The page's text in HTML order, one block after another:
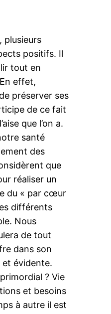
plusieurs
positifs. Il
tout en
effet,
préserver ses
de ce fait
que l’on a.
santé
des
que
réaliser un
du « par cœur
différents
Nous
de tout
dans son
et évidente.
? Vie
et besoins
à autre il est